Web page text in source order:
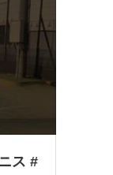
ス #